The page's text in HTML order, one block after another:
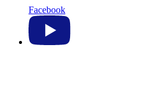
Facebook